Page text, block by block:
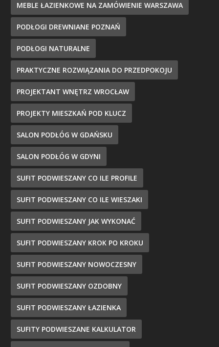
MEBLE ŁAZIENKOWE NA ZAMÓWIENIE WARSZAWA
PODŁOGI DREWNIANE POZNAŃ
PODŁOGI NATURALNE
PRAKTYCZNE ROZWIĄZANIA DO PRZEDPOKOJU
PROJEKTANT WNĘTRZ WROCŁAW
PROJEKTY MIESZKAŃ POD KLUCZ
SALON PODŁÓG W GDAŃSKU
SALON PODŁÓG W GDYNI
SUFIT PODWIESZANY CO ILE PROFILE
SUFIT PODWIESZANY CO ILE WIESZAKI
SUFIT PODWIESZANY JAK WYKONAĆ
SUFIT PODWIESZANY KROK PO KROKU
SUFIT PODWIESZANY NOWOCZESNY
SUFIT PODWIESZANY OZDOBNY
SUFIT PODWIESZANY ŁAZIENKA
SUFITY PODWIESZANE KALKULATOR